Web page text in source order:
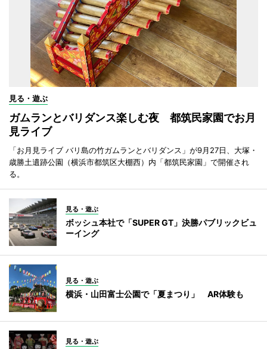
見る・遊ぶ
ガムランとバリダンス楽しむ夜 都筑民家園でお月
見ライブ
「お月見ライブ バリ島の竹ガムランとバリダンス」が9月27日、大塚・
歳勝土遺跡公園（横浜市都筑区大棚西）内「都筑民家園」で開催され
る。
見る・遊ぶ
ボッシュ本社で「SUPER GT」決勝パブリックビュ
ーイング
見る・遊ぶ
横浜・山田富士公園で「夏まつり」 AR体験も
見る・遊ぶ